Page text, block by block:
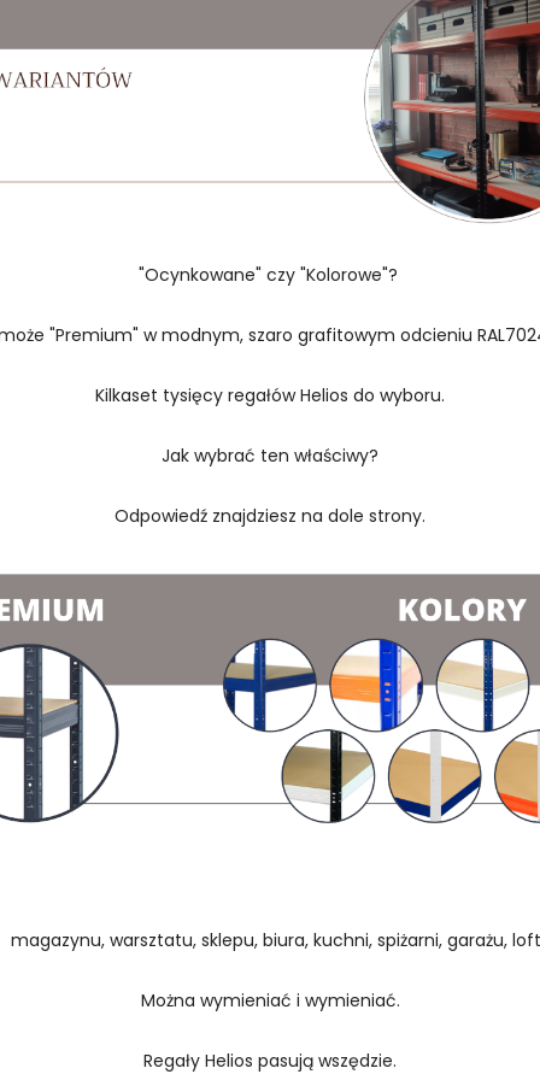
"Ocynkowane" czy "Kolorowe"?
"Premium" w modnym, szaro grafitowym odcieniu
Kilkaset tysięcy regałów Helios do wyboru.
Jak wybrać ten właściwy?
Odpowiedź znajdziesz na dole strony.
magazynu, warsztatu, sklepu, biura, kuchni, spiżarni, garażu,
Można wymieniać i wymieniać.
Regały Helios pasują wszędzie.